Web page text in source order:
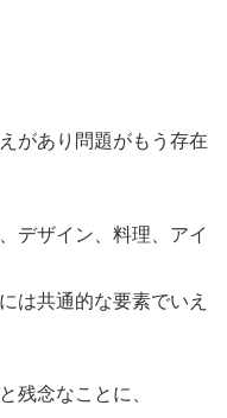
があり問題がもう存在
デザイン、料理、アイ
は共通的な要素でいえ
残念なことに、